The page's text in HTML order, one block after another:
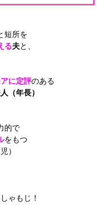
短所を
る夫と、
に定評のある
（年長）
的で
をもつ
）
ゃもじ！